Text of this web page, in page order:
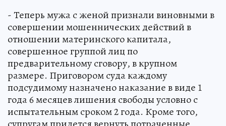
- Теперь мужа с женой признали виновными в
совершении мошеннических действий в
отношении материнского капитала,
совершенное группой лиц по
предварительному сговору, в крупном
размере. Приговором суда каждому
подсудимому назначено наказание в виде 1
года 6 месяцев лишения свободы условно с
испытательным сроком 2 года. Кроме того,